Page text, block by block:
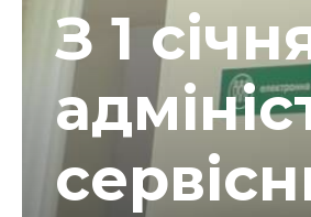
З 1